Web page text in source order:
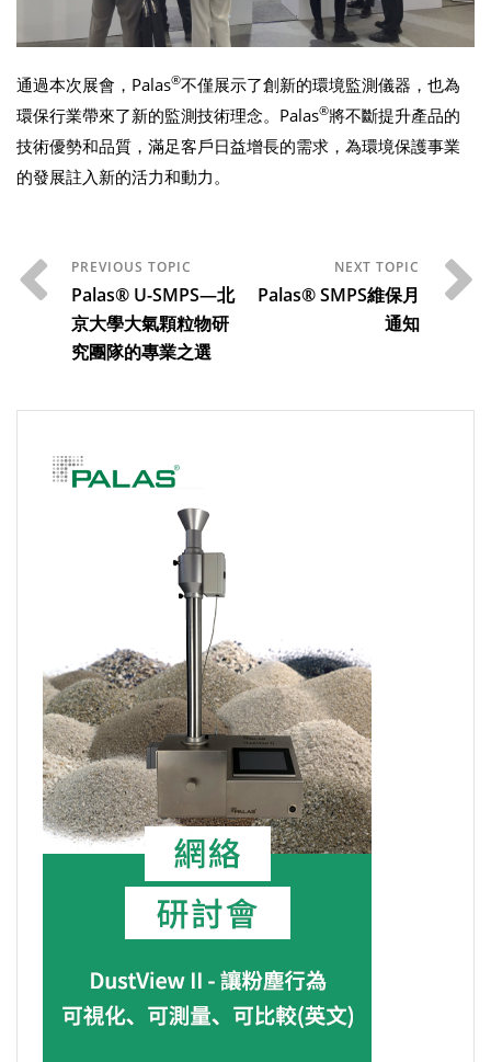
通過本次展會，Palas®不僅展示了創新的環境監測儀器，也為
環保行業帶來了新的監測技術理念。Palas®將不斷提升產品的
技術優勢和品質，滿足客戶日益增長的需求，為環境保護事業
的發展註入新的活力和動力。
Palas® U-SMPS—北
京大學大氣顆粒物研
究團隊的專業之選
Palas® SMPS維保月
通知